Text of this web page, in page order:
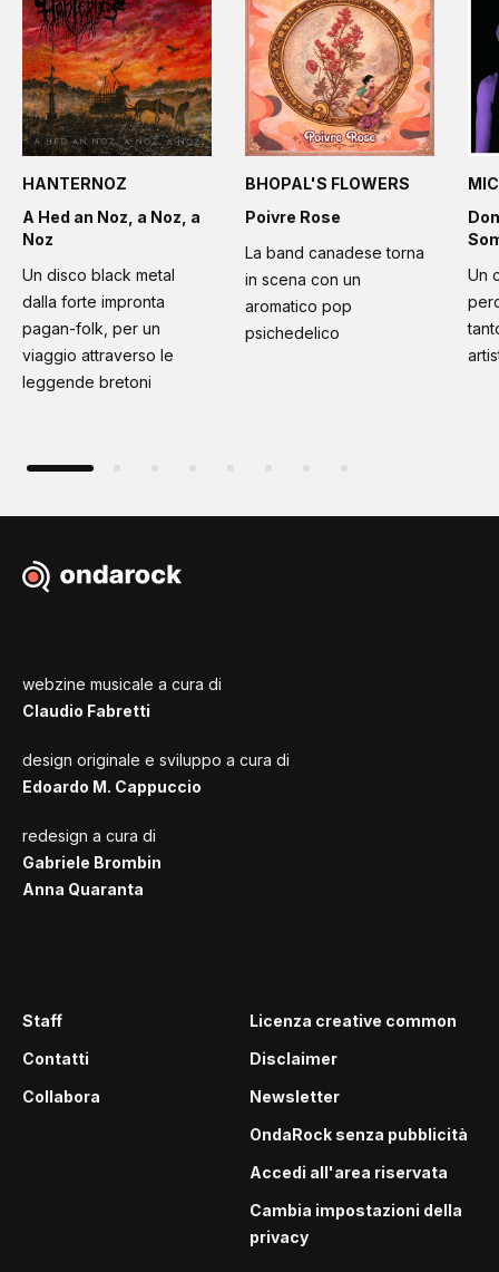
HANTERNOZ
A Hed an Noz, a Noz, a
Noz
Un disco black metal
dalla forte impronta
pagan-folk, per un
viaggio attraverso le
leggende bretoni
BHOPAL'S FLOWERS
Poivre Rose
La band canadese torna
in scena con un
aromatico pop
psichedelico
Un
webzine musicale a cura di
Claudio Fabretti
design originale e sviluppo a cura di
Edoardo M. Cappuccio
redesign a cura di
Gabriele Brombin
Anna Quaranta
Staff
Contatti
Collabora
Licenza creative common
Disclaimer
Newsletter
OndaRock senza pubblicità
Accedi all'area riservata
Cambia impostazioni della
privacy